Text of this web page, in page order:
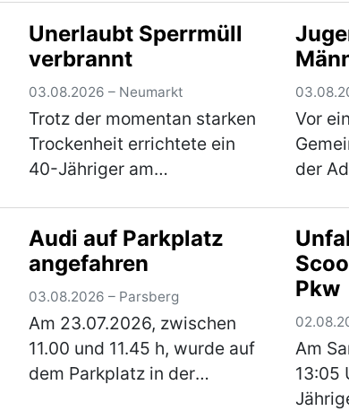
ein verperrt abgestelltes
Fahrrad. Der Täter baute den
Sattel ab und r…(mehr)
Pkw
nicht
…
Unerlaubt Sperrmüll
verbrannt
03.08.2026 – Neumarkt
Trotz der momentan starken
Trockenheit errichtete ein
40-Jähriger am
und verbrannte darin
Sperrmüll. Er musste das
Feuer wieder löschen und
erhält nun eine A…(mehr)
Vor
der
Audi auf Parkplatz
angefahren
03.08.2026 – Parsberg
Am 23.07.2026, zwischen
11.00 und 11.45 h, wurde auf
dem Parkplatz in der
Pkw
Am
13:05